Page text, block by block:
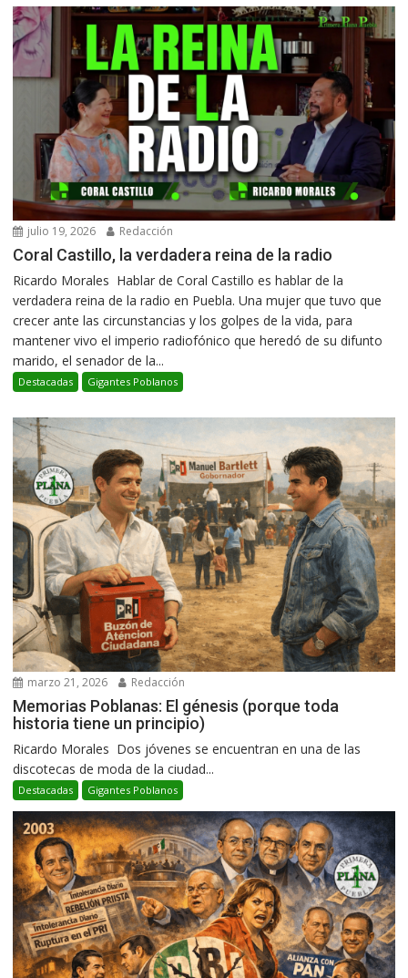
julio 19, 2026 Redacción
Coral Castillo, la verdadera reina de la radio
Ricardo Morales Hablar de Coral Castillo es hablar de la
verdadera reina de la radio en Puebla. Una mujer que tuvo que
crecer ante las circunstancias y los golpes de la vida, para
mantener vivo el imperio radiofónico que heredó de su difunto
marido, el senador de la...
Destacadas Gigantes Poblanos
marzo 21, 2026 Redacción
Memorias Poblanas: El génesis (porque toda
historia tiene un principio)
Ricardo Morales Dos jóvenes se encuentran en una de las
discotecas de moda de la ciudad...
Destacadas Gigantes Poblanos